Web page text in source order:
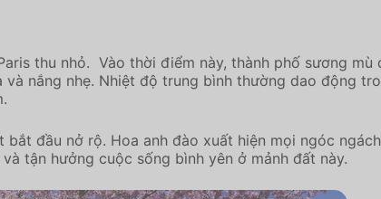
thu nhỏ. Vào thời điểm này, thành phố sương
nắng nhẹ. Nhiệt độ trung bình thường dao động
bắt đầu nở rộ. Hoa anh đào xuất hiện mọi ngóc
tận hưởng cuộc sống bình yên ở mảnh đất này.